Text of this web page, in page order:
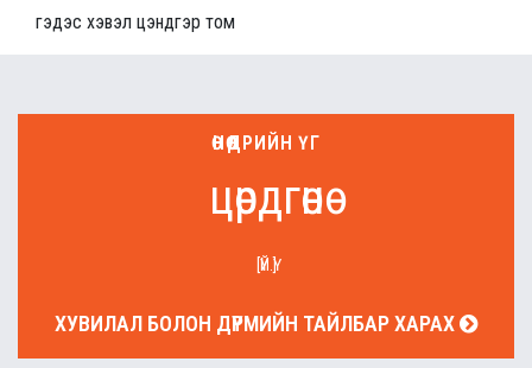
гэдэс хэвэл цэндгэр том
ӨНӨӨДРИЙН ҮГ
цөрдгөнө
[ҮЙ.Ү]
ХУВИЛАЛ БОЛОН ДҮРМИЙН ТАЙЛБАР ХАРАХ